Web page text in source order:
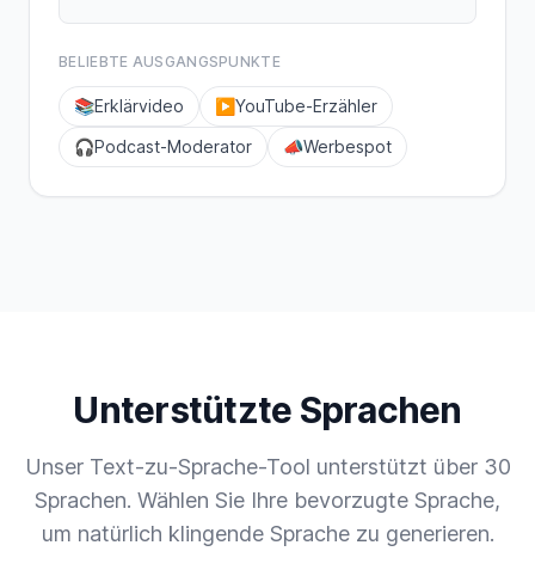
BELIEBTE AUSGANGSPUNKTE
📚Erklärvideo ▶️ YouTube-Erzähler
🎧Podcast-Moderator 📣Werbespot
Unterstützte Sprachen
Unser Text-zu-Sprache-Tool unterstützt über 30
Sprachen. Wählen Sie Ihre bevorzugte Sprache,
um natürlich klingende Sprache zu generieren.